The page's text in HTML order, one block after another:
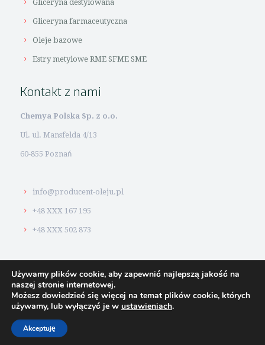
Gliceryna destylowana
Gliceryna farmaceutyczna
Oleje bazowe
Estry metylowe RME SFME SME
Kontakt z nami
Chemya Polska Sp. z o.o.
Ul. ul. Mansfelda 4/13
60-855 Poznań
info@producent-oleju.pl
+48 XXX 167 195
+48 XXX 502 873
© 2026 #1
Producent oleju. Strony www i pozycjonowanie:
Używamy plików cookie, aby zapewnić najlepszą jakość na
naszej stronie internetowej.
Możesz dowiedzieć się więcej na temat plików cookie, których
używamy, lub wyłączyć je w ustawieniach.
Akceptuję